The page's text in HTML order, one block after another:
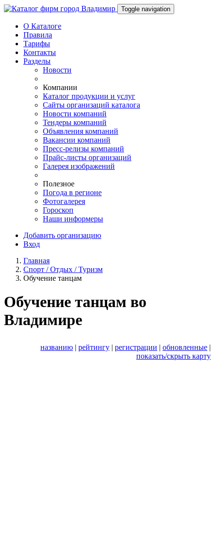
Toggle navigation
О Каталоге
Правила
Тарифы
Контакты
Разделы
Новости
Компании
Каталог продукции и услуг
Сайты организаций каталога
Новости компаний
Тендеры компаний
Объявления компаний
Вакансии компаний
Пресс-релизы компаний
Прайс-листы организаций
Галерея изображений
Полезное
Погода в регионе
Фотогалерея
Гороскоп
Наши информеры
Добавить организацию
Вход
Главная
Спорт / Отдых / Туризм
Обучение танцам
Обучение танцам во
Владимире
названию | рейтингу | регистрации | обновленные |
показать/скрыть карту